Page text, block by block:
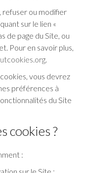
refuser ou modifier
sur le lien «
de page du Site, ou
Pour en savoir plus,
.
vous devrez
préférences à
du Site
cookies ?
: